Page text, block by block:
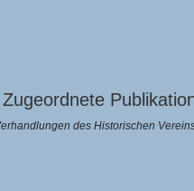
Zugeordnete
des Historischen